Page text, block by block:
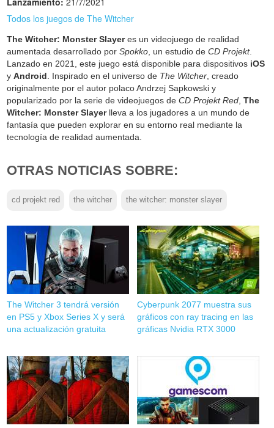
Todos los juegos de The Witcher
The Witcher: Monster Slayeres un videojuego de realidad
aumentada desarrollado porSpokko, un estudio deCD Projekt.
Lanzado en 2021, este juego está disponible para dispositivos iOS
yAndroid. Inspirado en el universo de The Witcher, creado
originalmente por el autor polaco Andrzej Sapkowski y
popularizado por la serie de videojuegos deCD Projekt Red,The
Witcher: Monster Slayerlleva a los jugadores a un mundo de
fantasía que pueden explorar en su entorno real mediante la
tecnología de realidad aumentada.
OTRAS NOTICIAS SOBRE:
cd projekt red the witcher the witcher: monster slayer
The Witcher 3 tendrá versión
en PS5 y Xbox Series X y será
una actualización gratuita
Cyberpunk 2077 muestra sus
gráficos con ray tracing en las
gráficas Nvidia RTX 3000